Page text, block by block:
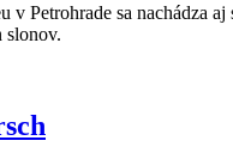
Petrohrade sa nachádza aj
slonov.